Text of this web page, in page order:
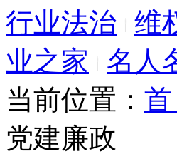
行业法治 维
业之家
名人
当前位置：
党建廉政